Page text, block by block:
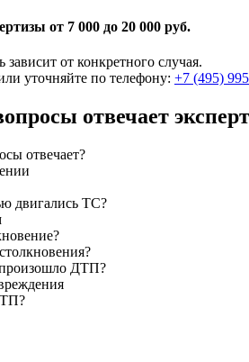
от 7 000 до 20 000 руб.
зависит от конкретного случая.
уточняйте по телефону: +7 (495)
отвечает
двигались ТС?
ДТП?